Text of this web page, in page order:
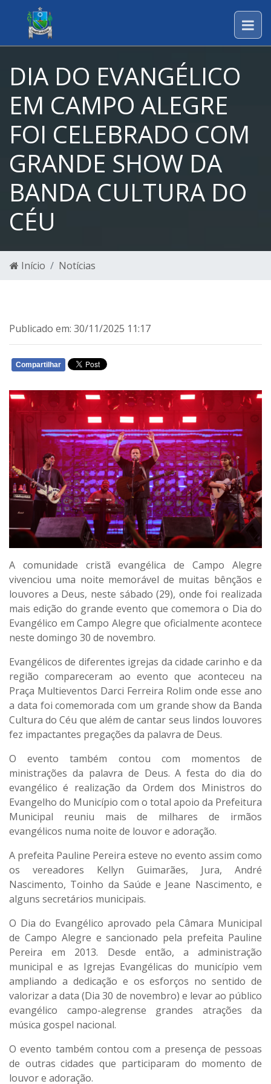
DIA DO EVANGÉLICO
EM CAMPO ALEGRE
FOI CELEBRADO COM
GRANDE SHOW DA
BANDA CULTURA DO
CÉU
Início Notícias
Publicado em: 30/11/2025 11:17
Compartilhar
A comunidade cristã evangélica de Campo Alegre
vivenciou uma noite memorável de muitas bênçãos e
louvores a Deus, neste sábado (29), onde foi realizada
mais edição do grande evento que comemora o Dia do
Evangélico em Campo Alegre que oficialmente acontece
neste domingo 30 de novembro.
Evangélicos de diferentes igrejas da cidade carinho e da
região compareceram ao evento que aconteceu na
Praça Multieventos Darci Ferreira Rolim onde esse ano
a data foi comemorada com um grande show da Banda
Cultura do Céu que além de cantar seus lindos louvores
fez impactantes pregações da palavra de Deus.
O evento também contou com momentos de
ministrações da palavra de Deus. A festa do dia do
evangélico é realização da Ordem dos Ministros do
Evangelho do Município com o total apoio da Prefeitura
Municipal reuniu mais de milhares de irmãos
evangélicos numa noite de louvor e adoração.
A prefeita Pauline Pereira esteve no evento assim como
os vereadores Kellyn Guimarães, Jura, André
Nascimento, Toinho da Saúde e Jeane Nascimento, e
alguns secretários municipais.
O Dia do Evangélico aprovado pela Câmara Municipal
de Campo Alegre e sancionado pela prefeita Pauline
Pereira em 2013. Desde então, a administração
municipal e as Igrejas Evangélicas do município vem
ampliando a dedicação e os esforços no sentido de
valorizar a data (Dia 30 de novembro) e levar ao público
evangélico campo-alegrense grandes atrações da
música gospel nacional.
O evento também contou com a presença de pessoas
de outras cidades que participaram do momento de
louvor e adoração.